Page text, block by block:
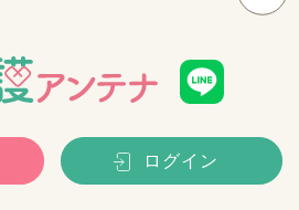
ログイン